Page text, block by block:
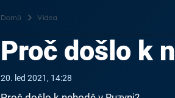
Domů Videa
Proč došlo k
20. led 2021, 14:28